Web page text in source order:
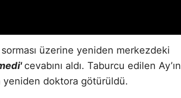
üzerine yeniden merkezdeki
cevabını aldı. Taburcu edilen Ay’ın
yeniden doktora götürüldü.